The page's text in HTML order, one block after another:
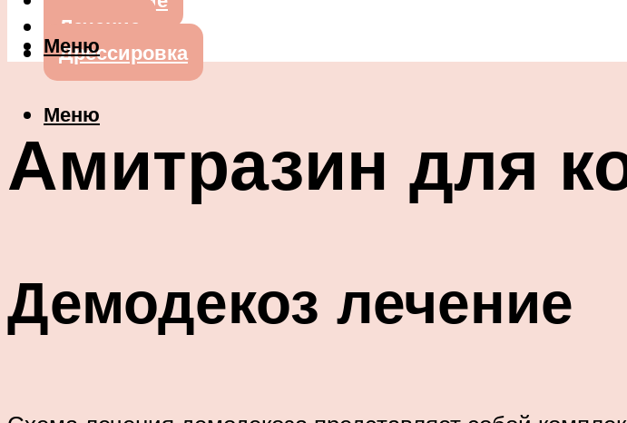
Лечение
Дрессировка
Меню
Меню
Амитразин для
Демодекоз лечение